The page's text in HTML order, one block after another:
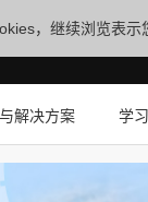
，继续浏览表示
解决方案 学